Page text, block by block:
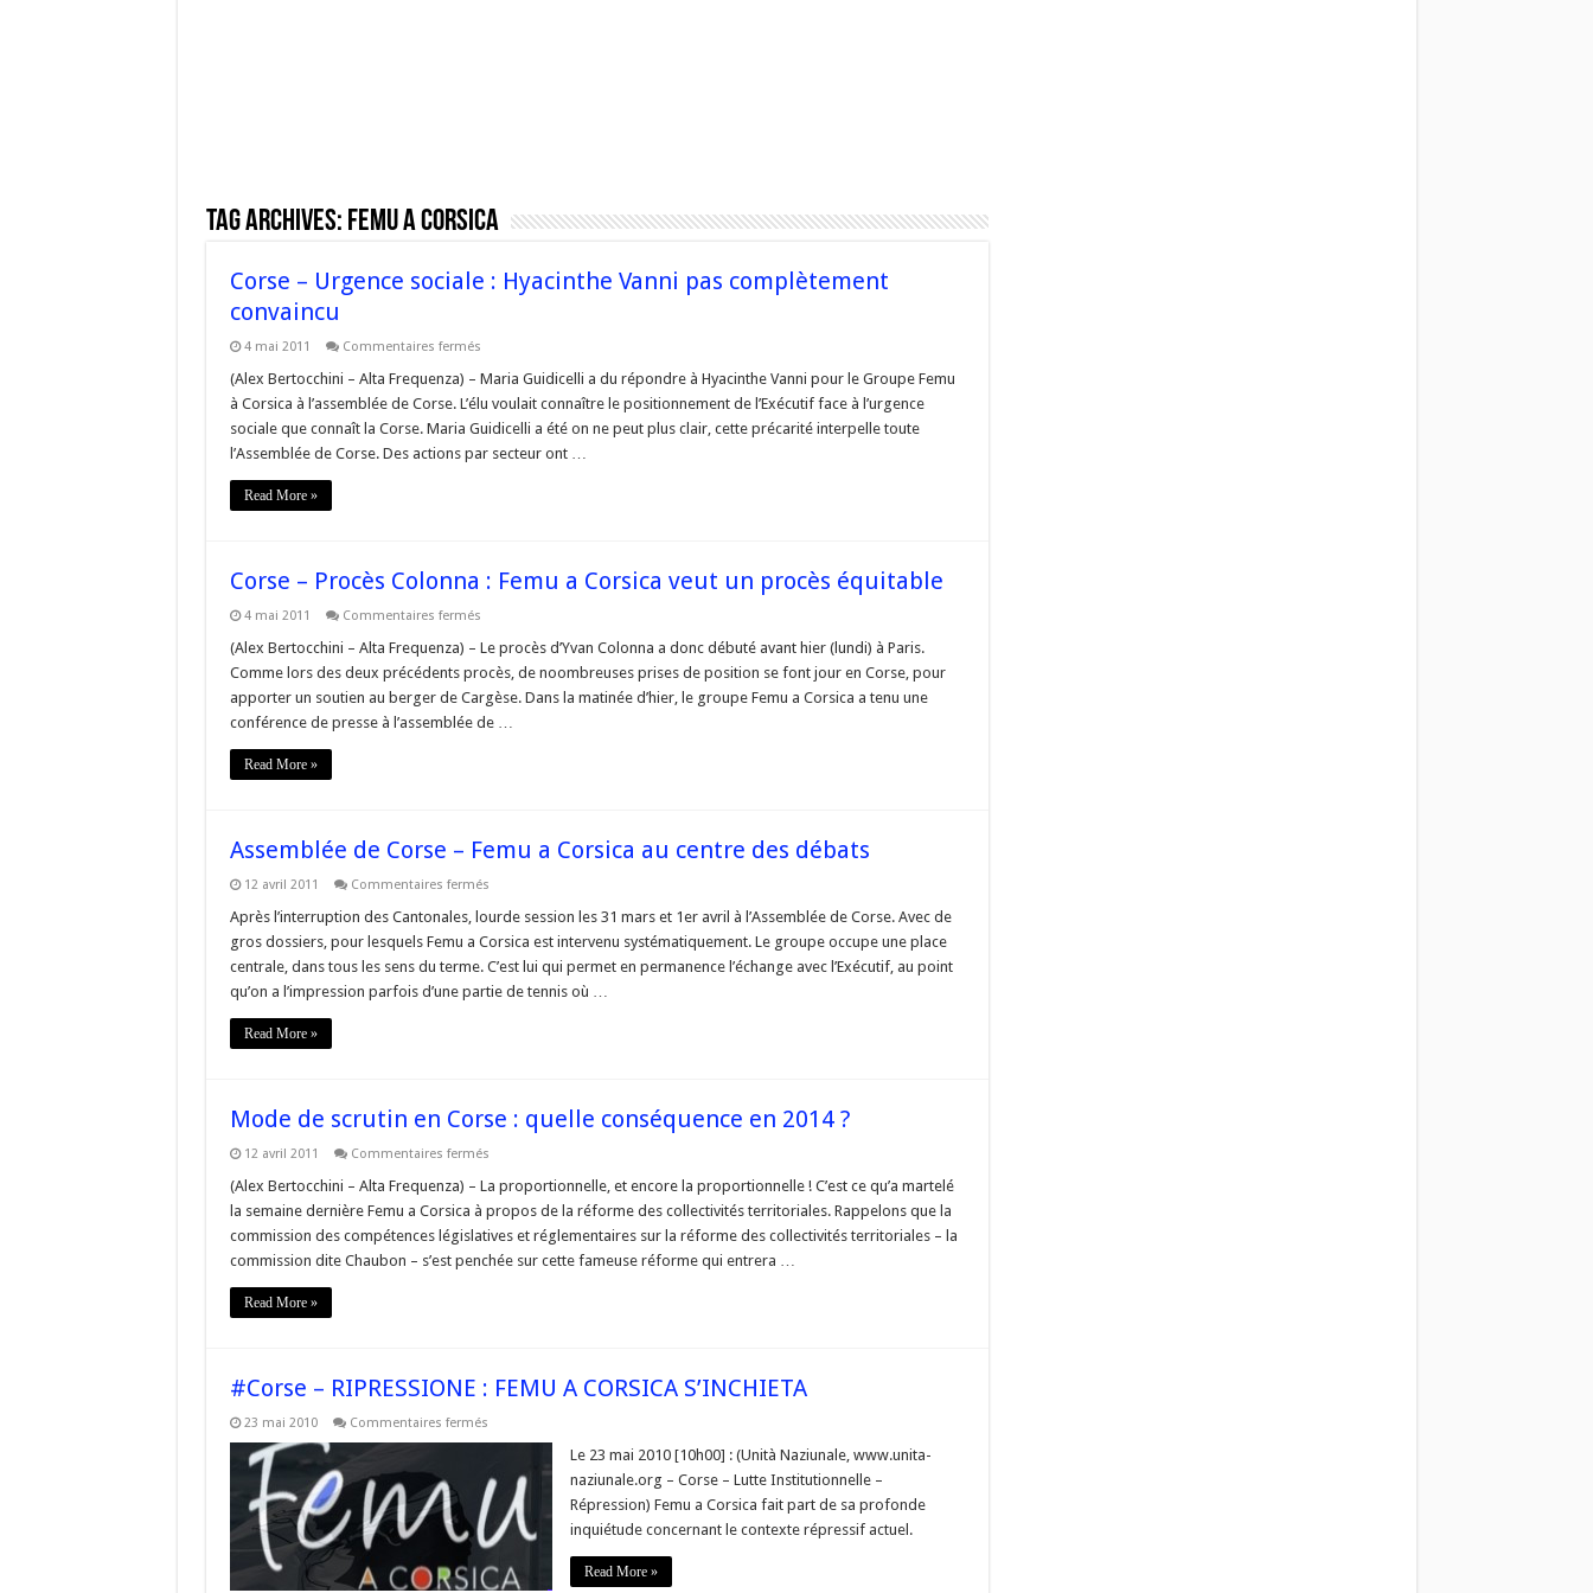
Tag Archives: femu a corsica
Corse – Urgence sociale : Hyacinthe Vanni pas complètement
convaincu
4 mai 2011 Commentaires ferméssur
–
sociale
:
Hyacinthe
Vanni
(Alex Bertocchini – Alta Frequenza) – Maria Guidicelli a du répondre à Hyacinthe Vanni pour le Groupe Femu
à Corsica à l’assemblée de Corse. L’élu voulait connaître le positionnement de l’Exécutif face à l’urgence
sociale que connaît la Corse. Maria Guidicelli a été on ne peut plus clair, cette précarité interpelle toute
l’Assemblée de Corse. Des actions par secteur ont …
Read More »
Corse – Procès Colonna : Femu a Corsica veut un procès équitable
4 mai 2011 Commentaires ferméssur
–
Procès
Colonna
:
Femu
a
(Alex Bertocchini – Alta Frequenza) – Le procès d’Yvan Colonna a donc débuté avant hier (lundi) à Paris.
Comme lors des deux précédents procès, de noombreuses prises de position se font jour en Corse, pour
apporter un soutien au berger de Cargèse. Dans la matinée d’hier, le groupe Femu a Corsica a tenu une
conférence de presse à l’assemblée de …
Read More »
Assemblée de Corse – Femu a Corsica au centre des débats
12 avril 2011 Commentaires ferméssur
de
–
Femu
a
Corsica
Après l’interruption des Cantonales, lourde session les 31 mars et 1er avril à l’Assemblée de Corse. Avec de
gros dossiers, pour lesquels Femu a Corsica est intervenu systématiquement. Le groupe occupe une place
centrale, dans tous les sens du terme. C’est lui qui permet en permanence l’échange avec l’Exécutif, au point
qu’on a l’impression parfois d’une partie de tennis où …
Read More »
Mode de scrutin en Corse : quelle conséquence en 2014 ?
12 avril 2011 Commentaires ferméssur
de
scrutin
en
Corse
:
quelle
(Alex Bertocchini – Alta Frequenza) – La proportionnelle, et encore la proportionnelle ! C’est ce qu’a martelé
la semaine dernière Femu a Corsica à propos de la réforme des collectivités territoriales. Rappelons que la
commission des compétences législatives et réglementaires sur la réforme des collectivités territoriales – la
commission dite Chaubon – s’est penchée sur cette fameuse réforme qui entrera …
Read More »
#Corse – RIPRESSIONE : FEMU A CORSICA S’INCHIETA
23 mai 2010 Commentaires ferméssur
RIPRESSIONE
:
FEMU
A
CORSICA
S’INCHIETA
Le 23 mai 2010 [10h00] : (Unità Naziunale, www.unita-
naziunale.org – Corse – Lutte Institutionnelle –
Répression) Femu a Corsica fait part de sa profonde
inquiétude concernant le contexte répressif actuel.
Read More »